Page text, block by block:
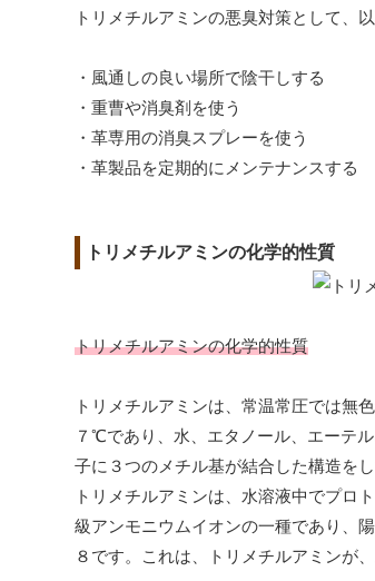
トリメチルアミンの悪臭対策として、
・風通しの良い場所で陰干しする
・重曹や消臭剤を使う
・革専用の消臭スプレーを使う
・革製品を定期的にメンテナンスする
トリメチルアミンの化学的性質
トリメチルアミンの化学的性質
トリメチルアミンは、常温常圧では無
７℃であり、水、エタノール、エーテ
子に３つのメチル基が結合した構造を
トリメチルアミンは、水溶液中でプロ
級アンモニウムイオンの一種であり、
８です。これは、トリメチルアミンが